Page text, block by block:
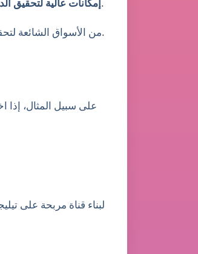
من الأسواق الشائعة لتحقيق الأرباح: العملات الرقمية، التعليم عبر الإنترنت، الصحة واللياقة البدنية، المنتجات التقنية، والمجالات المتعلقة بالتجارة الإلكترونية.
على سبيل المثال،
لبناء قناة مربحة على